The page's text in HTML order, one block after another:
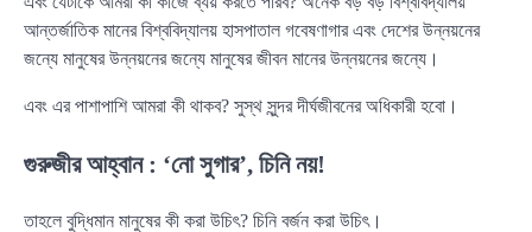
আন্তর্জাতিক মানের বিশ্ববিদ্যালয় হাসপাতাল গবেষণাগার এবং দেশের উন্নয়নের
জন্যে মানুষের উন্নয়নের জন্যে মানুষের জীবন মানের উন্নয়নের জন্যে।
এবং এর পাশাপাশি আমরা কী থাকব? সুস্থ সুন্দর দীর্ঘজীবনের অধিকারী হবো।
গুরুজীর আহ্বান : ‘নো সুগার’, চিনি নয়!
তাহলে বুদ্ধিমান মানুষের কী করা উচিৎ? চিনি বর্জন করা উচিৎ।